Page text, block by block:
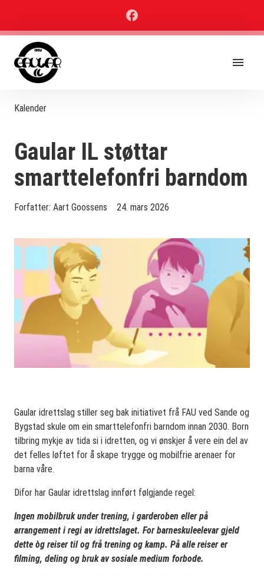
Kalender
Gaular IL støttar
smarttelefonfri barndom
Forfatter: Aart Goossens 24. mars 2026
Gaular idrettslag stiller seg bak initiativet frå FAU ved Sande og
Bygstad skule om ein smarttelefonfri barndom innan 2030. Born
tilbring mykje av tida si i idretten, og vi ønskjer å vere ein del av
det felles løftet for å skape trygge og mobilfrie arenaer for
barna våre.
Difor har Gaular idrettslag innført følgjande regel:
Ingen mobilbruk under trening, i garderoben eller på
arrangement i regi av idrettslaget. For barneskuleelevar gjeld
dette òg reiser til og frå trening og kamp. På alle reiser er
filming, deling og bruk av sosiale medium forbode.